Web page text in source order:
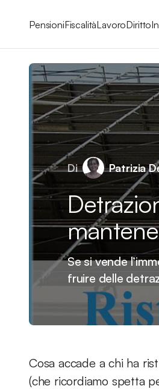
PensioniFiscalitàLavoroDiritto
Di Patrizia
Se si vende
fruire delle
Cosa accade a chi ha
(che ricordiamo spetta